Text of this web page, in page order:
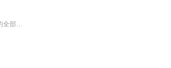
【收听须知】1、梦里修仙千年，醒来我已无敌林白2、由于音频节目更新的比较慢，如想快速阅读小说文字版的全部章节，请在微信中搜索公/众/号【毛毛虫文学】，关注后，并在公/众/号中回复：【979】，便可快速阅读小说文字版全集。（注意：需要在公/众/号中回...